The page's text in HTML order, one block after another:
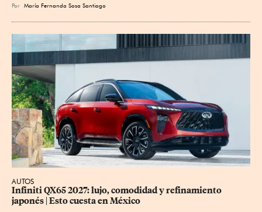
Por María Fernanda Sosa Santiago
AUTOS
Infiniti QX65 2027: lujo, comodidad y refinamiento
japonés | Esto cuesta en México